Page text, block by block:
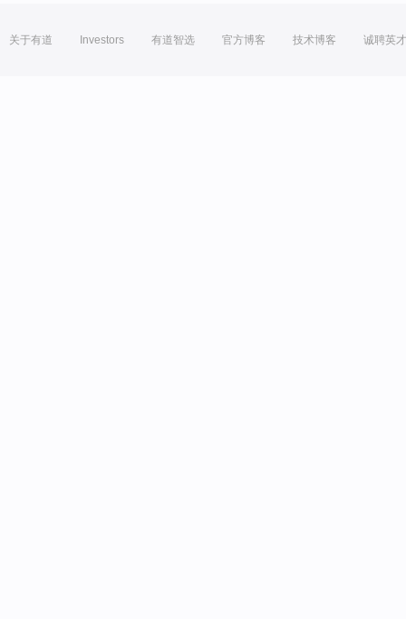
关于有道 Investors 有道智选 官方博客 技术博客 诚聘英才